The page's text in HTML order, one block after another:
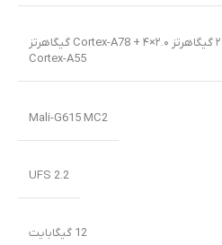
۴×۲.۵ گیگاهرتز Cortex-A78 + ۴×۲.۰ گیگاهرتز
Cortex-A55
Mali-G615 MC2
UFS 2.2
12 گیگابایت